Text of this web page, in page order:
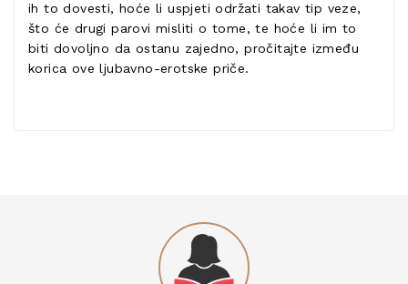
ih to dovesti, hoće li uspjeti održati takav tip veze,
što će drugi parovi misliti o tome, te hoće li im to
biti dovoljno da ostanu zajedno, pročitajte između
korica ove ljubavno-erotske priče.